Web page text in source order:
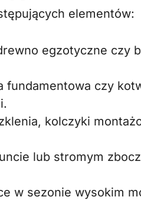
elementów:
egzotyczne czy
fundamentowa czy
kolczyki
lub stromym
w sezonie wysokim